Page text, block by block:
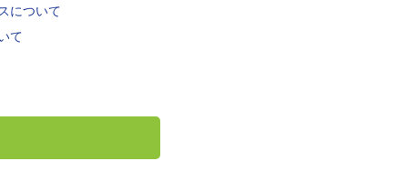
について
て